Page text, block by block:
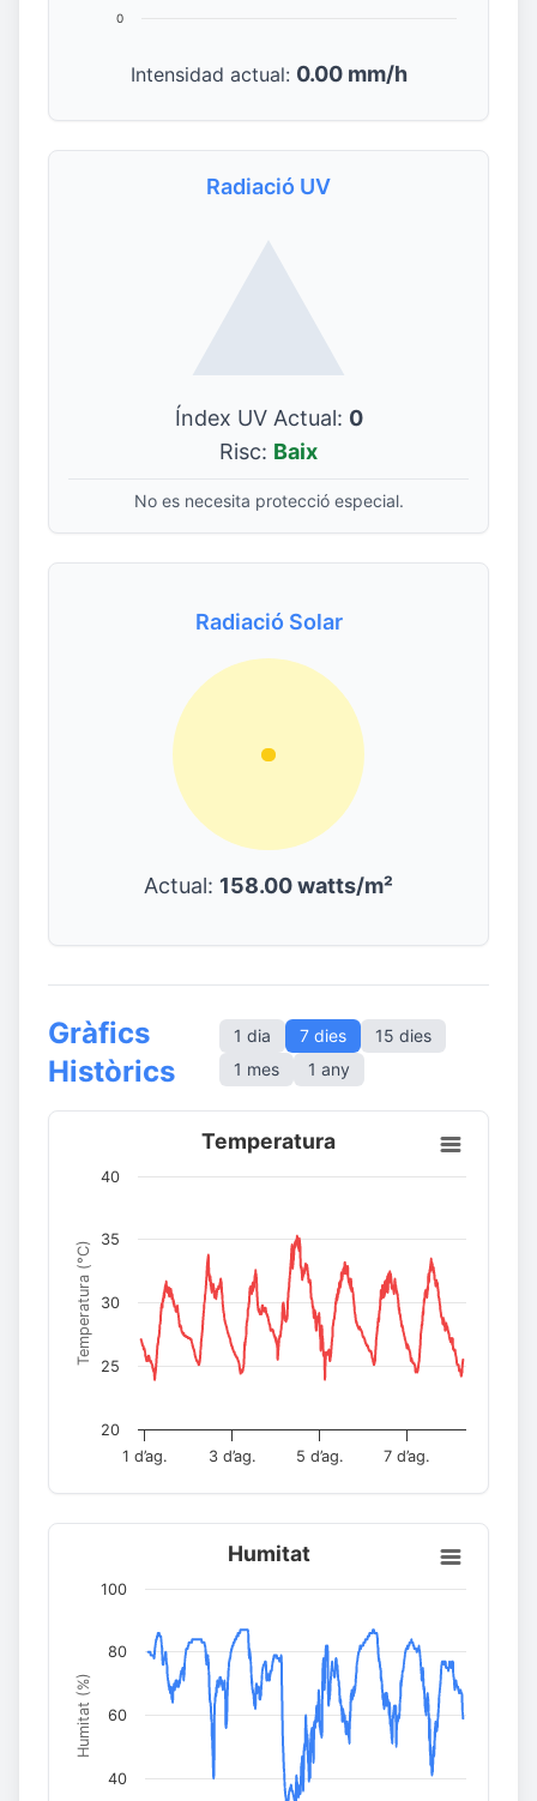
0
Intensidad actual: 0.00 mm/h
Radiació UV
Índex UV Actual: 0
Risc: Baix
No es necesita protecció especial.
Radiació Solar
Actual: 158.00 watts/m²
Gràfics
Històrics
1 dia 7 dies
15 dies
1 mes
1 any
Temperatura (°C)
Temperatura
1 d’ag. 3 d’ag. 5 d’ag. 7 d’ag.
20
25
30
35
40
Humitat (%)
Humitat
40
60
80
100